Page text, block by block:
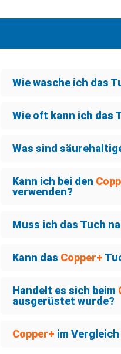
Wie wasche ich das
Wie oft kann ich das
Was sind
Kann ich bei den
verwenden?
Muss ich das Tuch
Kann das Copper+
Handelt es sich beim
ausgerüstet wurde?
Copper+ im